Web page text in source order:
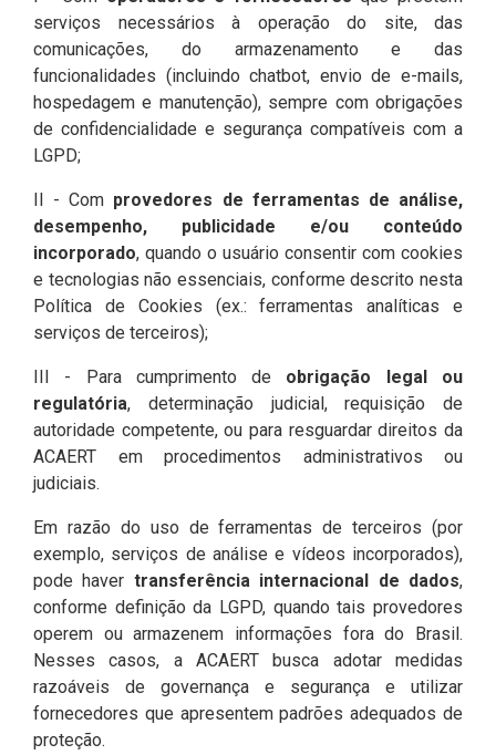
serviços necessários à operação do site, das
comunicações, do armazenamento e das
funcionalidades (incluindo chatbot, envio de e-mails,
hospedagem e manutenção), sempre com obrigações
de confidencialidade e segurança compatíveis com a
LGPD;
II - Com provedores de ferramentas de análise,
desempenho, publicidade e/ou conteúdo
incorporado, quando o usuário consentir com cookies
e tecnologias não essenciais, conforme descrito nesta
Política de Cookies (ex.: ferramentas analíticas e
serviços de terceiros);
III - Para cumprimento de obrigação legal ou
regulatória, determinação judicial, requisição de
autoridade competente, ou para resguardar direitos da
ACAERT em procedimentos administrativos ou
judiciais.
Em razão do uso de ferramentas de terceiros (por
exemplo, serviços de análise e vídeos incorporados),
pode haver transferência internacional de dados,
conforme definição da LGPD, quando tais provedores
operem ou armazenem informações fora do Brasil.
Nesses casos, a ACAERT busca adotar medidas
razoáveis de governança e segurança e utilizar
fornecedores que apresentem padrões adequados de
proteção.